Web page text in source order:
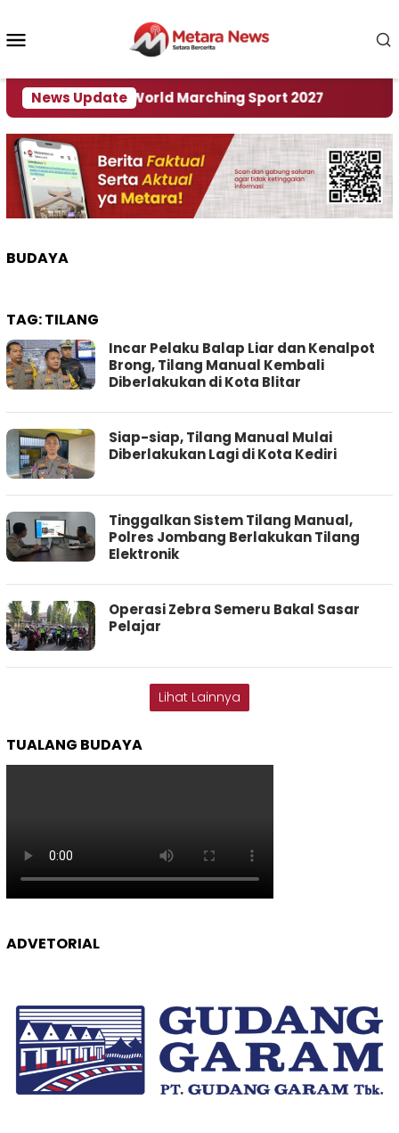
konten
News Update
Rumah World Marching Sport 2027
BUDAYA
TAG:TILANG
Incar Pelaku Balap Liar dan Kenalpot
Brong, Tilang Manual Kembali
Diberlakukan di Kota Blitar
Siap-siap, Tilang Manual Mulai
Diberlakukan Lagi di Kota Kediri
Tinggalkan Sistem Tilang Manual,
Polres Jombang Berlakukan Tilang
Elektronik
Operasi Zebra Semeru Bakal Sasar
Pelajar
Lihat Lainnya
TUALANG BUDAYA
ADVETORIAL